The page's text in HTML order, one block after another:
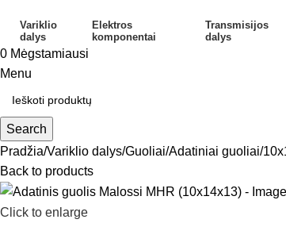
Variklio
dalys
Elektros
komponentai
Transmisijos
dalys
0 Mėgstamiausi
Menu
Search
Pradžia Variklio dalys Guoliai Adatiniai guoliai
Back to products
Click to enlarge